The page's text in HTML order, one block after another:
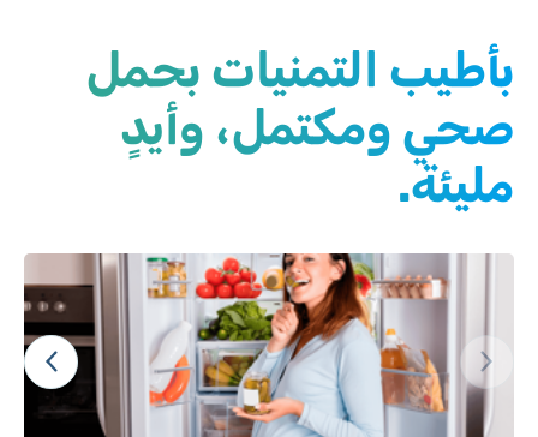
بأطيب التمنيات بحمل
صحي ومكتمل، وأيدٍ
مليئة.